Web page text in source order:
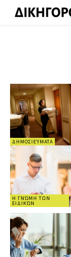
ΔΗΜΟΣΙΕΎΜΑΤΑ
Η ΓΝΏΜΗ ΤΩΝ
ΕΙΔΙΚΏΝ